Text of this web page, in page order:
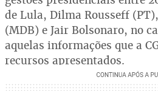
de Lula, Dilma Rousseff
(MDB) e Jair Bolsonaro, no
aquelas informações que a
recursos apresentados.